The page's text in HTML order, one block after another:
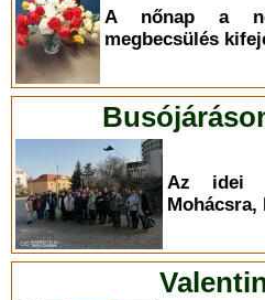
A nőnap a
megbecsülés
Az idei
Mohácsra,